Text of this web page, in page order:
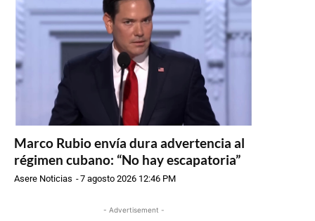
Marco Rubio envía dura advertencia al
régimen cubano: “No hay escapatoria”
Asere Noticias -7 agosto 2026 12:46 PM
- Advertisement -